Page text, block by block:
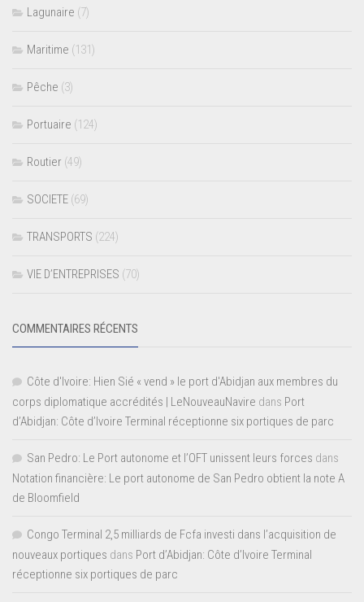
Lagunaire (7)
Maritime (131)
Pêche (3)
Portuaire (124)
Routier (49)
SOCIETE (69)
TRANSPORTS (224)
VIE D’ENTREPRISES (70)
COMMENTAIRES RÉCENTS
Côte d'Ivoire: Hien Sié « vend » le port d'Abidjan aux membres du
corps diplomatique accrédités | LeNouveauNavire dans Port
d’Abidjan: Côte d’Ivoire Terminal réceptionne six portiques de parc
San Pedro: Le Port autonome et l’OFT unissent leurs forces dans
Notation financière: Le port autonome de San Pedro obtient la note A
de Bloomfield
Congo Terminal 2,5 milliards de Fcfa investi dans l’acquisition de
nouveaux portiques dans Port d’Abidjan: Côte d’Ivoire Terminal
réceptionne six portiques de parc